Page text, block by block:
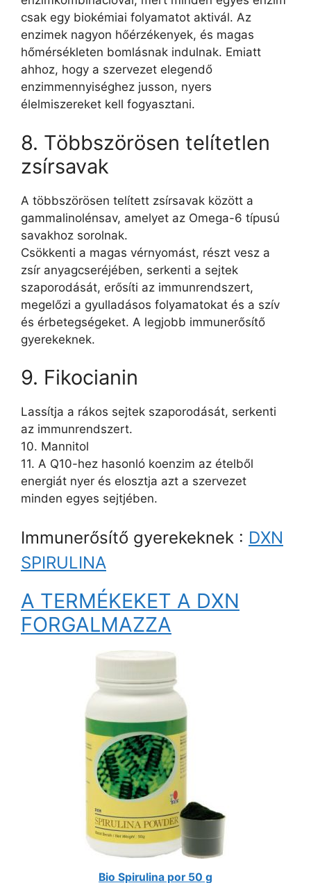
csak egy biokémiai folyamatot aktivál. Az
enzimek nagyon hőérzékenyek, és magas
hőmérsékleten bomlásnak indulnak. Emiatt
ahhoz, hogy a szervezet elegendő
enzimmennyiséghez jusson, nyers
élelmiszereket kell fogyasztani.
8. Többszörösen telítetlen
zsírsavak
A többszörösen telített zsírsavak között a
gammalinolénsav, amelyet az Omega-6 típusú
savakhoz sorolnak.
Csökkenti a magas vérnyomást, részt vesz a
zsír anyagcseréjében, serkenti a sejtek
szaporodását, erősíti az immunrendszert,
megelőzi a gyulladásos folyamatokat és a szív
és érbetegségeket. A legjobb immunerősítő
gyerekeknek.
9. Fikocianin
Lassítja a rákos sejtek szaporodását, serkenti
az immunrendszert.
10. Mannitol
11. A Q10-hez hasonló koenzim az ételből
energiát nyer és elosztja azt a szervezet
minden egyes sejtjében.
Immunerősítő gyerekeknek : DXN
SPIRULINA
A TERMÉKEKET A DXN
FORGALMAZZA
Bio Spirulina por 50 g